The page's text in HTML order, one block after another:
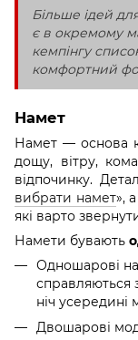
Більше ідей
є в окремому
кемпінгу
комфортний
Намет
Намет — основа
дощу, вітру,
відпочинку.
вибрати намет»,
які варто
Намети бувають
Одношарові
справляються
ніч
Двошарові